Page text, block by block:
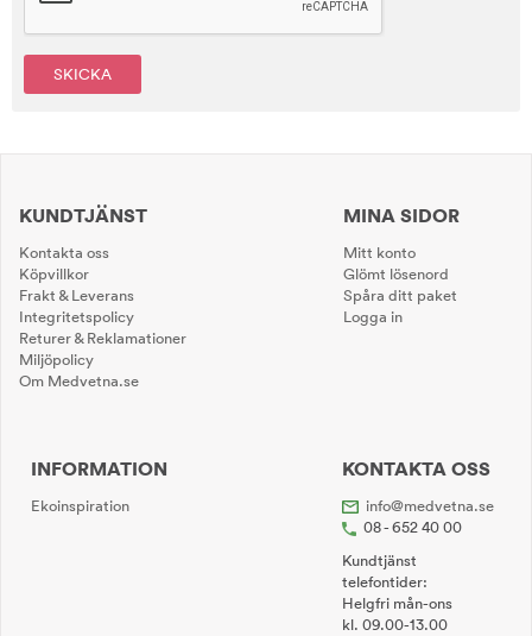
SKICKA
KUNDTJÄNST
Kontakta oss
Köpvillkor
Frakt & Leverans
Integritetspolicy
Returer & Reklamationer
Miljöpolicy
Om Medvetna.se
MINA SIDOR
Mitt konto
Glömt lösenord
Spåra ditt paket
Logga in
INFORMATION
Ekoinspiration
KONTAKTA OSS
info@medvetna.se
08 - 652 40 00
Kundtjänst
telefontider:
Helgfri mån-ons
kl. 09.00-13.00